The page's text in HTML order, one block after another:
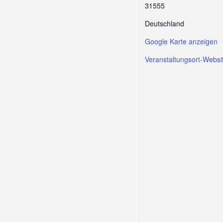
31555
Deutschland
Google Karte anzeigen
Veranstaltungsort-